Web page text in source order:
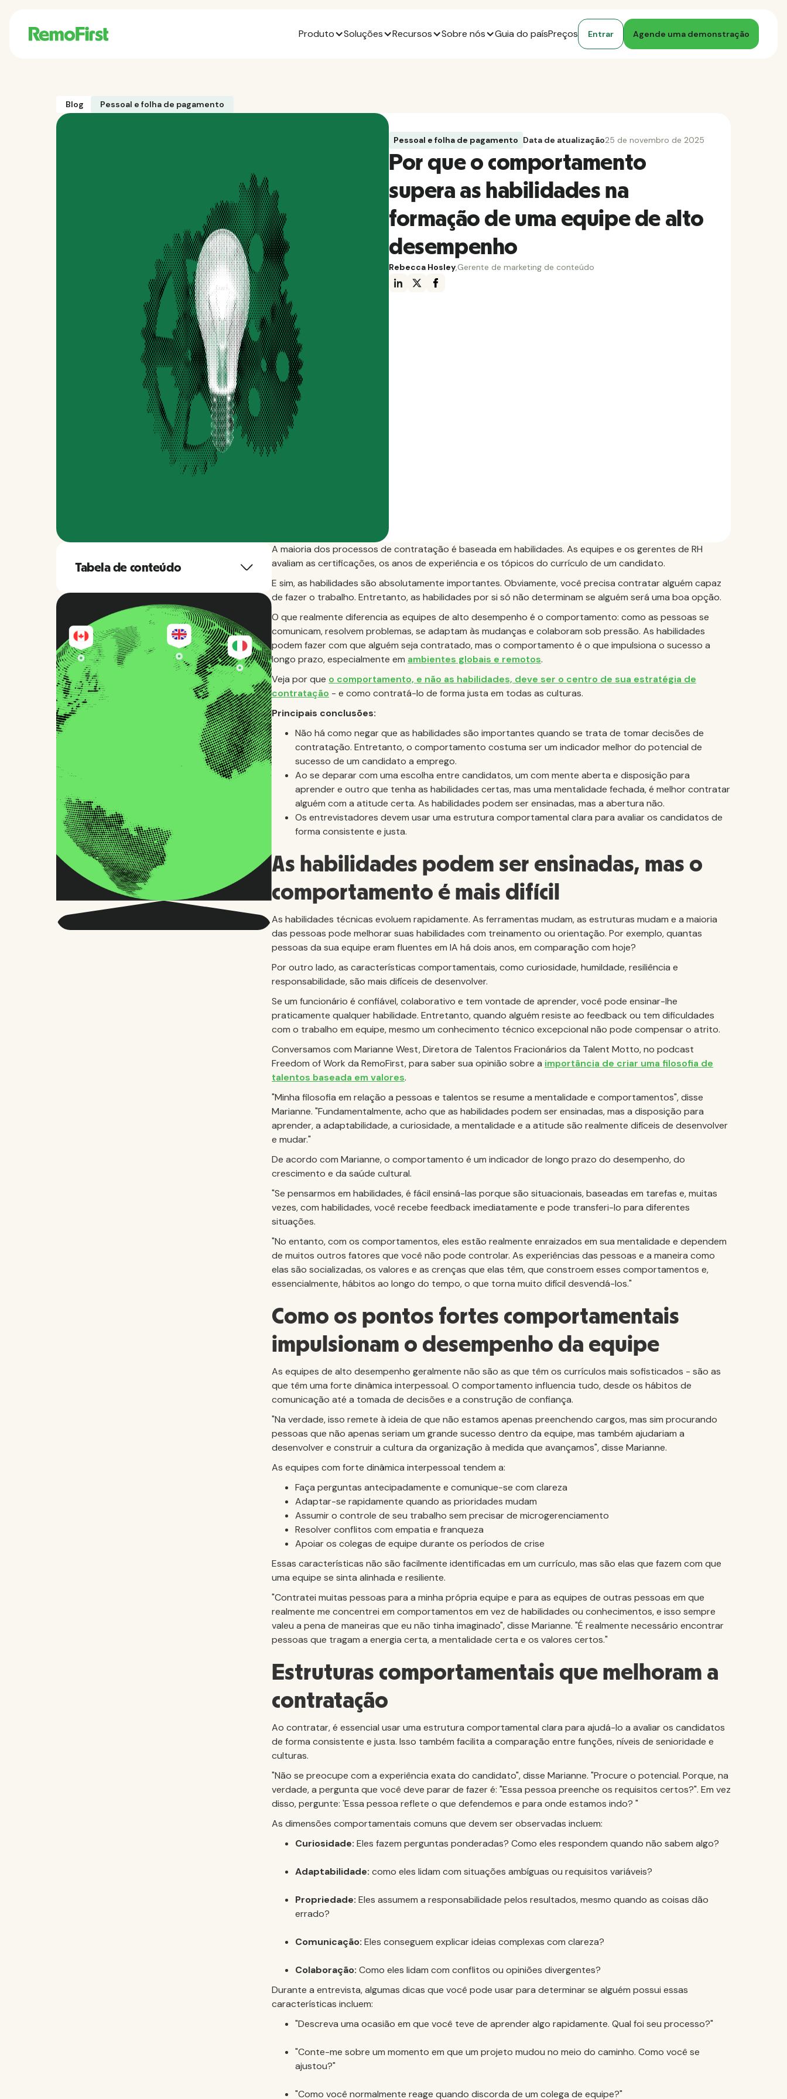
Produto Soluções Recursos Sobre nós Guia do paísPreços Entrar Agende uma demonstração
Blog Pessoal e folha de pagamento
Pessoal e folha de pagamento Data de atualização25 de novembro de 2025
Por que o comportamento
supera as habilidades na
formação de uma equipe de alto
desempenho
Rebecca Hosley,Gerente de marketing de conteúdo
Tabela de conteúdo
A maioria dos processos de contratação é baseada em habilidades. As equipes e os gerentes de RH
avaliam as certificações, os anos de experiência e os tópicos do currículo de um candidato.
E sim, as habilidades são absolutamente importantes. Obviamente, você precisa contratar alguém capaz
de fazer o trabalho. Entretanto, as habilidades por si só não determinam se alguém será uma boa opção.
O que realmente diferencia as equipes de alto desempenho é o comportamento: como as pessoas se
comunicam, resolvem problemas, se adaptam às mudanças e colaboram sob pressão. As habilidades
podem fazer com que alguém seja contratado, mas o comportamento é o que impulsiona o sucesso a
longo prazo, especialmente em ambientes globais e remotos.
Veja por que o comportamento, e não as habilidades, deve ser o centro de sua estratégia de
contratação - e como contratá-lo de forma justa em todas as culturas.
Principais conclusões:
Não há como negar que as habilidades são importantes quando se trata de tomar decisões de
contratação. Entretanto, o comportamento costuma ser um indicador melhor do potencial de
sucesso de um candidato a emprego.
Ao se deparar com uma escolha entre candidatos, um com mente aberta e disposição para
aprender e outro que tenha as habilidades certas, mas uma mentalidade fechada, é melhor contratar
alguém com a atitude certa. As habilidades podem ser ensinadas, mas a abertura não.
Os entrevistadores devem usar uma estrutura comportamental clara para avaliar os candidatos de
forma consistente e justa.
As habilidades podem ser ensinadas, mas o
comportamento é mais difícil
As habilidades técnicas evoluem rapidamente. As ferramentas mudam, as estruturas mudam e a maioria
das pessoas pode melhorar suas habilidades com treinamento ou orientação. Por exemplo, quantas
pessoas da sua equipe eram fluentes em IA há dois anos, em comparação com hoje?
Por outro lado, as características comportamentais, como curiosidade, humildade, resiliência e
responsabilidade, são mais difíceis de desenvolver.
Se um funcionário é confiável, colaborativo e tem vontade de aprender, você pode ensinar-lhe
praticamente qualquer habilidade. Entretanto, quando alguém resiste ao feedback ou tem dificuldades
com o trabalho em equipe, mesmo um conhecimento técnico excepcional não pode compensar o atrito.
Conversamos com Marianne West, Diretora de Talentos Fracionários da Talent Motto, no podcast
Freedom of Work da RemoFirst, para saber sua opinião sobre a importância de criar uma filosofia de
talentos baseada em valores.
"Minha filosofia em relação a pessoas e talentos se resume a mentalidade e comportamentos", disse
Marianne. "Fundamentalmente, acho que as habilidades podem ser ensinadas, mas a disposição para
aprender, a adaptabilidade, a curiosidade, a mentalidade e a atitude são realmente difíceis de desenvolver
e mudar."
De acordo com Marianne, o comportamento é um indicador de longo prazo do desempenho, do
crescimento e da saúde cultural.
"Se pensarmos em habilidades, é fácil ensiná-las porque são situacionais, baseadas em tarefas e, muitas
vezes, com habilidades, você recebe feedback imediatamente e pode transferi-lo para diferentes
situações.
"No entanto, com os comportamentos, eles estão realmente enraizados em sua mentalidade e dependem
de muitos outros fatores que você não pode controlar. As experiências das pessoas e a maneira como
elas são socializadas, os valores e as crenças que elas têm, que constroem esses comportamentos e,
essencialmente, hábitos ao longo do tempo, o que torna muito difícil desvendá-los."
Como os pontos fortes comportamentais
impulsionam o desempenho da equipe
As equipes de alto desempenho geralmente não são as que têm os currículos mais sofisticados - são as
que têm uma forte dinâmica interpessoal. O comportamento influencia tudo, desde os hábitos de
comunicação até a tomada de decisões e a construção de confiança.
"Na verdade, isso remete à ideia de que não estamos apenas preenchendo cargos, mas sim procurando
pessoas que não apenas seriam um grande sucesso dentro da equipe, mas também ajudariam a
desenvolver e construir a cultura da organização à medida que avançamos", disse Marianne.
As equipes com forte dinâmica interpessoal tendem a:
Faça perguntas antecipadamente e comunique-se com clareza
Adaptar-se rapidamente quando as prioridades mudam
Assumir o controle de seu trabalho sem precisar de microgerenciamento
Resolver conflitos com empatia e franqueza
Apoiar os colegas de equipe durante os períodos de crise
Essas características não são facilmente identificadas em um currículo, mas são elas que fazem com que
uma equipe se sinta alinhada e resiliente.
"Contratei muitas pessoas para a minha própria equipe e para as equipes de outras pessoas em que
realmente me concentrei em comportamentos em vez de habilidades ou conhecimentos, e isso sempre
valeu a pena de maneiras que eu não tinha imaginado", disse Marianne. "É realmente necessário encontrar
pessoas que tragam a energia certa, a mentalidade certa e os valores certos."
Estruturas comportamentais que melhoram a
contratação
Ao contratar, é essencial usar uma estrutura comportamental clara para ajudá-lo a avaliar os candidatos
de forma consistente e justa. Isso também facilita a comparação entre funções, níveis de senioridade e
culturas.
"Não se preocupe com a experiência exata do candidato", disse Marianne. "Procure o potencial. Porque, na
verdade, a pergunta que você deve parar de fazer é: "Essa pessoa preenche os requisitos certos?". Em vez
disso, pergunte: 'Essa pessoa reflete o que defendemos e para onde estamos indo? "
As dimensões comportamentais comuns que devem ser observadas incluem:
Curiosidade: Eles fazem perguntas ponderadas? Como eles respondem quando não sabem algo?
Adaptabilidade: como eles lidam com situações ambíguas ou requisitos variáveis?
Propriedade: Eles assumem a responsabilidade pelos resultados, mesmo quando as coisas dão
errado?
Comunicação: Eles conseguem explicar ideias complexas com clareza?
Colaboração: Como eles lidam com conflitos ou opiniões divergentes?
Durante a entrevista, algumas dicas que você pode usar para determinar se alguém possui essas
características incluem:
"Descreva uma ocasião em que você teve de aprender algo rapidamente. Qual foi seu processo?"
"Conte-me sobre um momento em que um projeto mudou no meio do caminho. Como você se
ajustou?"
"Como você normalmente reage quando discorda de um colega de equipe?"